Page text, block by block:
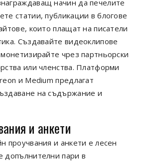
начин да печелите
статии, публикации в блогове
които плащат на писатели
Създавайте видеоклипове
чрез партньорски
или членства. Платформи
и Medium предлагат
на съдържание и
и анкети
проучвания и анкети е лесен
допълнителни пари в